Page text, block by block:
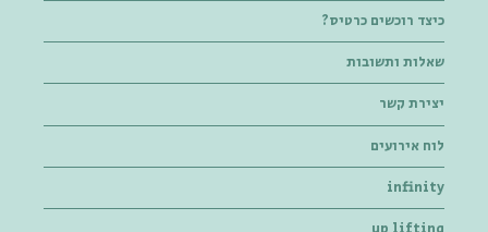
כיצד רוכשים כרטיס?
שאלות ותשובות
יצירת קשר
לוח אירועים
infinity